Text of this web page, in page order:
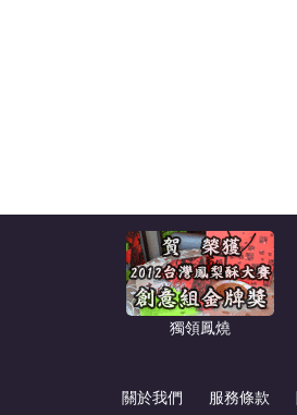
獨領鳳燒
關於我們 服務條款